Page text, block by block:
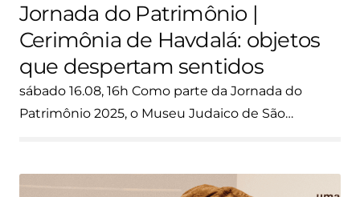
Jornada do Patrimônio |
Cerimônia de Havdalá: objetos
que despertam sentidos
sábado 16.08, 16h Como parte da Jornada do
Patrimônio 2025, o Museu Judaico de São…